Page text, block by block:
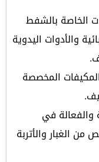
الخاصة بالشفط
والأدوات اليدوية
المخصصة
والفعالة في
الغبار والأتربة